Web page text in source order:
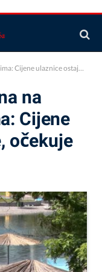
iste, očekuje se hiljade gostiju
na
Cijene
očekuje